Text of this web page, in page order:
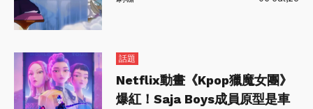
話題
Netflix動畫《Kpop獵魔女團》
爆紅！Saja Boys成員原型是車